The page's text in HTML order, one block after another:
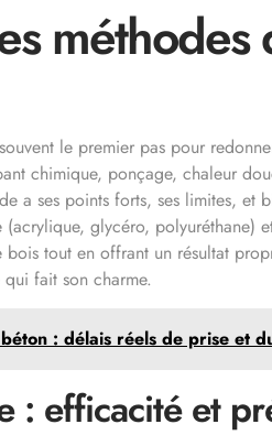
le premier pas pour
chimique, ponçage, chaleur
a ses points forts, ses limites, et
glycéro, polyuréthane)
tout en offrant un résultat
fait son charme.
: délais réels de prise et
: efficacité et